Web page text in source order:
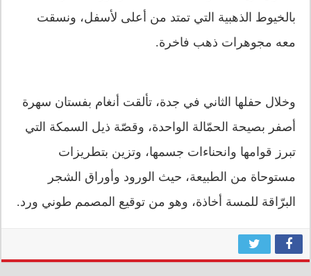
بالخيوط الذهبية التي تمتد من أعلى لأسفل، ونسقت
معه مجوهرات ذهب فاخرة.
وخلال حفلها الثاني في جدة، تألقت أنغام بفستان سهرة
أصفر بصيحة الحمّالة الواحدة، وقصّة ذيل السمكة التي
تبرز قوامها وانحناءات جسمها، وتزين بتطريزات
مستوحاة من الطبيعة، حيث الورود وأوراق الشجر
البرّاقة للمسة أخاذة، وهو من توقيع المصمم طوني ورد.